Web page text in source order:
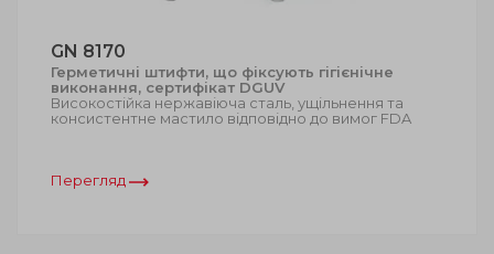
GN 8170
Герметичні штифти, що фіксують гігієнічне
виконання, сертифікат DGUV
Високостійка нержавіюча сталь, ущільнення та
консистентне мастило відповідно до вимог FDA
Перегляд